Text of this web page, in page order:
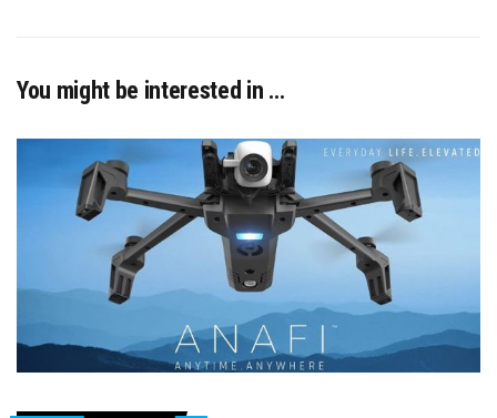
You might be interested in …